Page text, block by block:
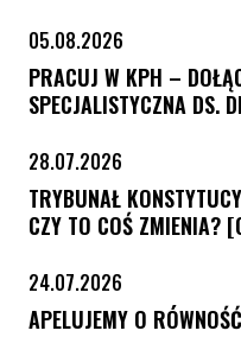
05.08.2026
PRACUJ W KPH –
SPECJALISTYCZNA DS.
28.07.2026
TRYBUNAŁ
CZY TO COŚ ZMIENIA?
24.07.2026
APELUJEMY O